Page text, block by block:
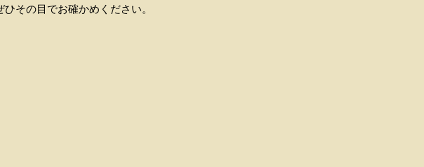
その目でお確かめください。